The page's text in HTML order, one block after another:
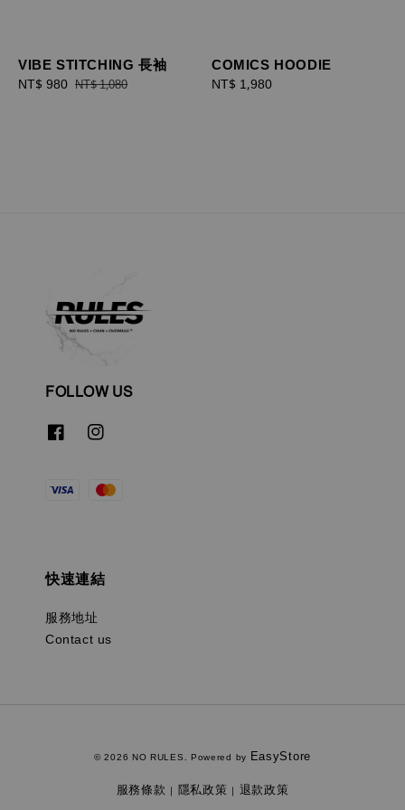
VIBE STITCHING 長袖
Sale
NT$ 980 Regular
NT$ 1,080
COMICS HOODIE
Regular
NT$ 1,980
FOLLOW US
快速連結
服務地址
Contact us
© 2026 NO RULES. Powered by EasyStore
服務條款 | 隱私政策 | 退款政策